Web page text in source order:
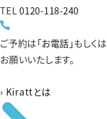
TEL0120-118-240
ご予約は「お電話」もしくは
お願いいたします。
› Kirattとは